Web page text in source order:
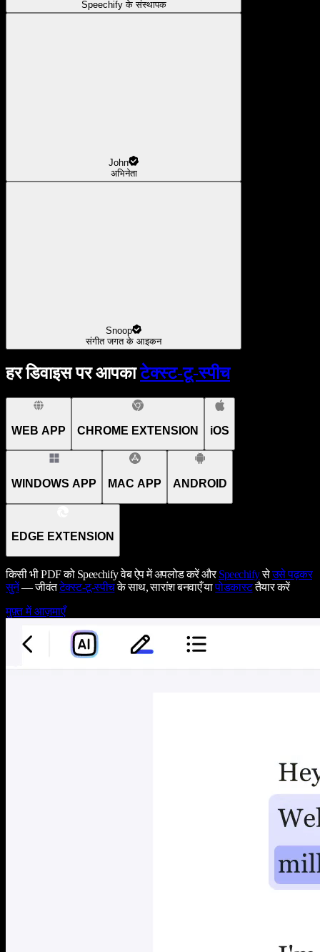
Speechify के संस्थापक
John
अभिनेता
Snoop
संगीत जगत के आइकन
हर डिवाइस पर आपकाटेक्स्ट-टू-स्पीच
WEB APP CHROME EXTENSION iOS
WINDOWS APP MAC APP ANDROID
EDGE EXTENSION
किसी भी PDF को Speechify वेब ऐप में अपलोड करें औरSpeechifyसेउसे पढ़कर
सुनें— जीवंतटेक्स्ट-टू-स्पीचके साथ, सारांश बनवाएँ यापोडकास्टतैयार करें
मुफ़्त में आज़माएँ